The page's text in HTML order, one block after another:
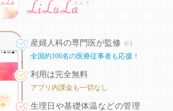
産婦人科の専門医が監修 ※1
全国約100名の医療従事者も応援！
利用は完全無料
アプリ内課金も一切なし
生理日や基礎体温などの管理